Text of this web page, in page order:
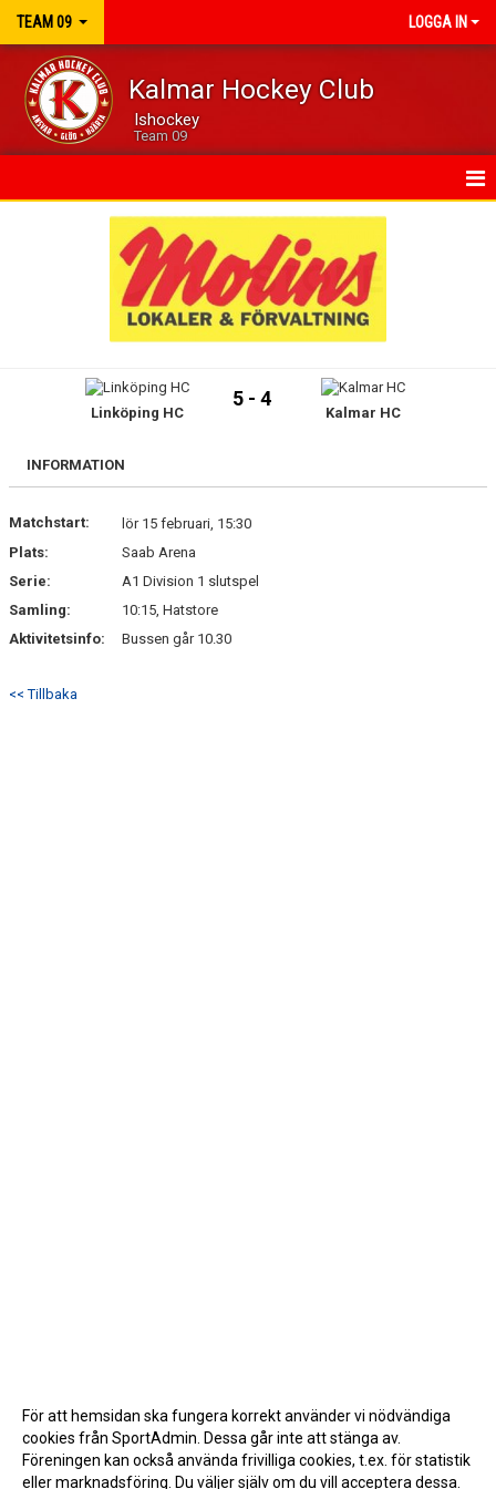
TEAM 09 LOGGA IN
Kalmar Hockey Club
Ishockey
Team 09
Linköping HC
5 - 4
Kalmar HC
INFORMATION
Matchstart:
lör 15 februari, 15:30
Plats:
Saab Arena
Serie:
A1 Division 1 slutspel
Samling:
10:15, Hatstore
Aktivitetsinfo:
Bussen går 10.30
<< Tillbaka
För att hemsidan ska fungera korrekt använder vi nödvändiga
cookies från SportAdmin. Dessa går inte att stänga av.
Föreningen kan också använda frivilliga cookies, t.ex. för statistik
eller marknadsföring. Du väljer själv om du vill acceptera dessa.